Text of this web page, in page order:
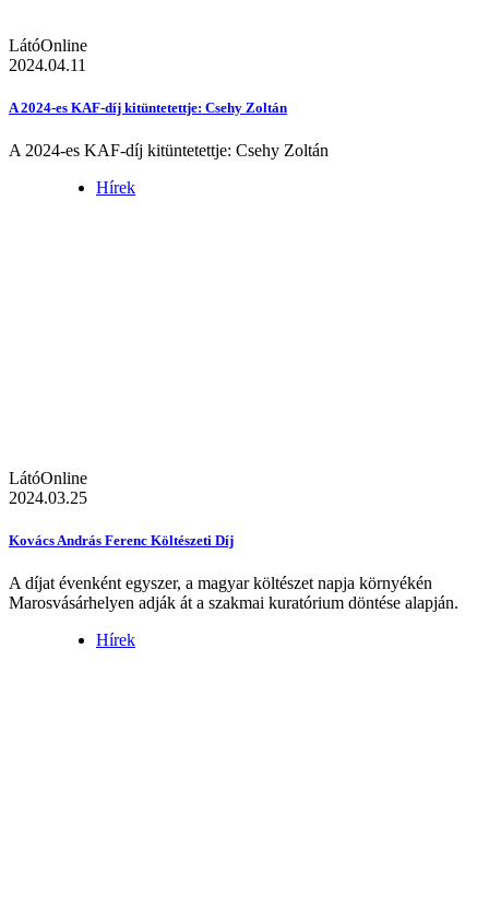
LátóOnline
2024.04.11
A 2024-es KAF-díj kitüntetettje: Csehy Zoltán
A 2024-es KAF-díj kitüntetettje: Csehy Zoltán
Hírek
LátóOnline
2024.03.25
Kovács András Ferenc Költészeti Díj
A díjat évenként egyszer, a magyar költészet napja környékén
Marosvásárhelyen adják át a szakmai kuratórium döntése alapján.
Hírek